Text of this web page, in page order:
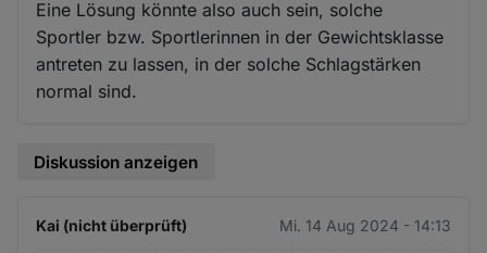
Eine Lösung könnte also auch sein, solche
Sportler bzw. Sportlerinnen in der Gewichtsklasse
antreten zu lassen, in der solche Schlagstärken
normal sind.
Diskussion anzeigen
Kai (nicht überprüft) Mi. 14 Aug 2024 - 14:13